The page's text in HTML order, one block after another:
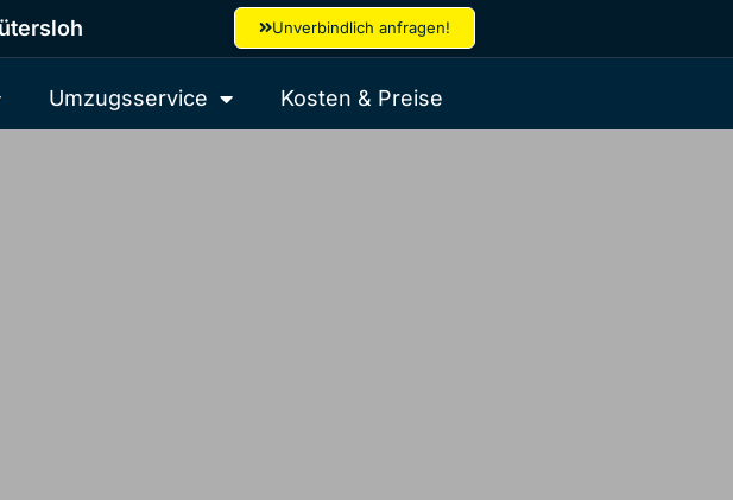
Unverbindlich anfragen!
Umzugsservice Kosten & Preise